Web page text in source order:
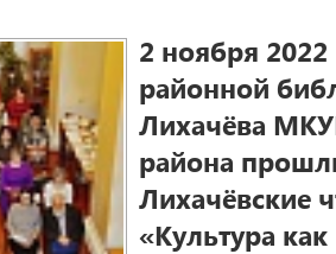
2 ноября
районной
Лихачёва
района
Лихачёвские
«Культура